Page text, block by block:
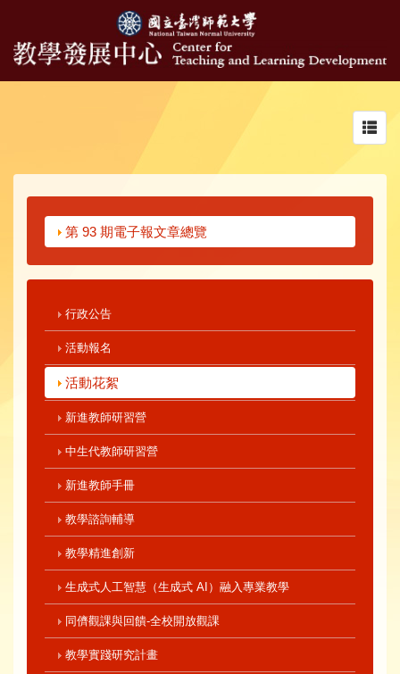
第 93 期電子報文章總覽
行政公告
活動報名
活動花絮
新進教師研習營
中生代教師研習營
新進教師手冊
教學諮詢輔導
教學精進創新
生成式人工智慧（生成式 AI）融入專業教學
同儕觀課與回饋-全校開放觀課
教學實踐研究計畫